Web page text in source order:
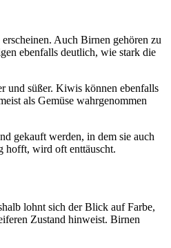
Auch Birnen gehören zu
ebenfalls deutlich, wie stark die
und süßer. Kiwis können ebenfalls
als Gemüse wahrgenommen
gekauft werden, in dem sie auch
hofft, wird oft enttäuscht.
lohnt sich der Blick auf Farbe,
Zustand hinweist. Birnen